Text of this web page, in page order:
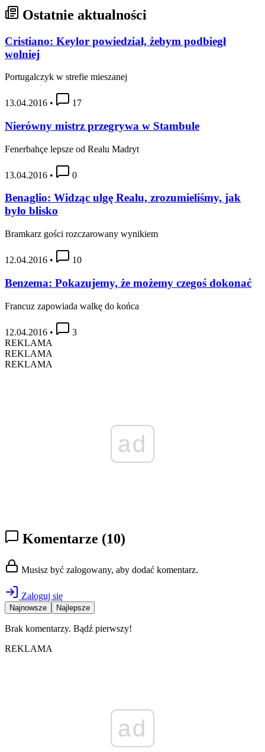
Ostatnie aktualności
Cristiano: Keylor powiedział, żebym podbiegł
wolniej
Portugalczyk w strefie mieszanej
13.04.2016 • 17
Nierówny mistrz przegrywa w Stambule
Fenerbahçe lepsze od Realu Madryt
13.04.2016 • 0
Benaglio: Widząc ulgę Realu, zrozumieliśmy, jak
było blisko
Bramkarz gości rozczarowany wynikiem
12.04.2016 • 10
Benzema: Pokazujemy, że możemy czegoś dokonać
Francuz zapowiada walkę do końca
12.04.2016 •
3
REKLAMA
REKLAMA
REKLAMA
ad
Komentarze (10)
Musisz być zalogowany, aby dodać komentarz.
Zaloguj się
Najnowsze Najlepsze
Brak komentarzy. Bądź pierwszy!
REKLAMA
ad